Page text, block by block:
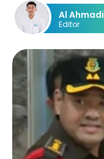
Al Ahmadi
Editor